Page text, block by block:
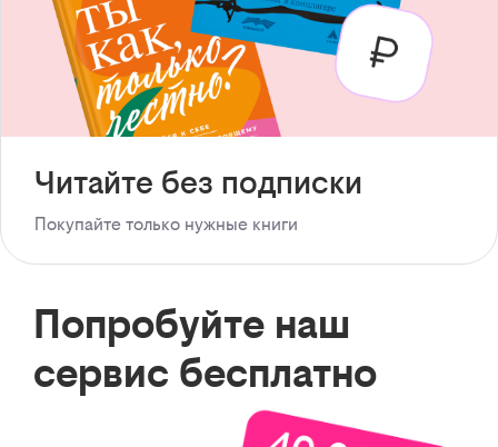
Читайте без подписки
Покупайте только нужные книги
Попробуйте наш
сервис бесплатно